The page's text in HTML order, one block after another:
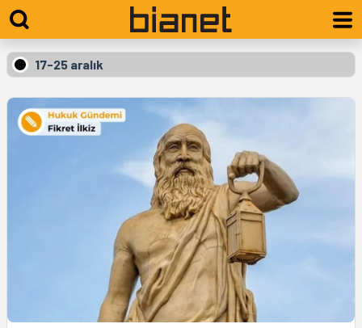
17-25 aralık